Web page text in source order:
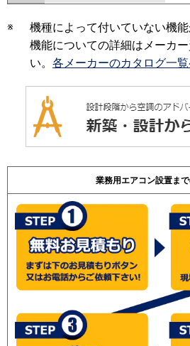
※
機種によって付いていない機能
機能についての詳細はメーカ
い。 各メーカーのカタログ一
業務用エアコン設置ま